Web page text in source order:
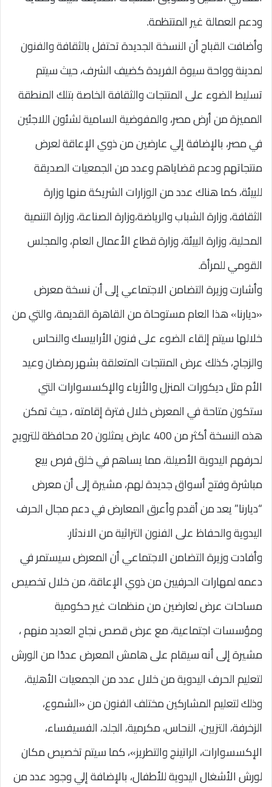
ودعم العمالة غير المنتظمة.
وأضافت القباج أن النسخة الجديدة تحتفل بالثقافة والفنون
لمدينة وواحة سيوة الفريدة كضيف الشرف، حيث سيتم
تسليط الضوء على المنتجات والثقافة الخاصة بتلك المنطقة
المميزة من أرض مصر، والمفوضية السامية لشئون اللاجئين
في مصر، بالإضافة إلي عارضين من ذوي الإعاقة لعرض
منتجاتهم ودعم قضاياهم وعدد من الجمعيات الصديقة
للبيئة، كما هناك عدد من الوزارات الشريكة منها وزارة
الثقافة، وزارة الشباب والرياضة،وزارة الصناعة، وزارة التنمية
المحلية، وزارة البيئة، وزارة قطاع الأعمال العام، والمجلس
القومي للمرأة.
وأشارت وزيرة التضامن الاجتماعي إلى أن نسخة معرض
«ديارنا» هذا العام مستوحاة من القاهرة القديمة، والتي من
خلالها سيتم إلقاء الضوء على فنون الأرابيسك والنحاس
والزجاج، كذلك عرض المنتجات المتعلقة بشهر رمضان وعيد
الأم مثل ديكورات المنزل والأزياء والإكسسوارات التي
ستكون متاحة في المعرض خلال فترة إقامته ، حيث تمكن
هذه النسخة أكثر من 400 عارض يمثلون 20 محافظة للترويج
لحرفهم اليدوية الأصيلة، مما يساهم في خلق فرص بيع
مباشرة وفتح أسواق جديدة لهم، مشيرة إلى أن معرض
“ديارنا” يعد من أقدم وأعرق المعارض في دعم مجال الحرف
اليدوية والحفاظ على الفنون التراثية من الاندثار.
وأفادت وزيرة التضامن الاجتماعي أن المعرض سيستمر في
دعمه لمهارات الحرفيين من ذوي الإعاقة، من خلال تخصيص
مساحات عرض لعارضين من منظمات غير حكومية
ومؤسسات اجتماعية، مع عرض قصص نجاح العديد منهم ،
مشيرة إلى أنه سيقام على هامش المعرض عددًا من الورش
لتعليم الحرف اليدوية من خلال عدد من الجمعيات الأهلية،
وذلك لتعليم المشاركين مختلف الفنون من «الشموع،
الزخرفة، التزيين، النحاس، مكرمية، الجلد، الفسيفساء،
الإكسسوارات، الراتينج والتطريز»، كما سيتم تخصيص مكان
لورش الأشغال اليدوية للأطفال، بالإضافة إلي وجود عدد من